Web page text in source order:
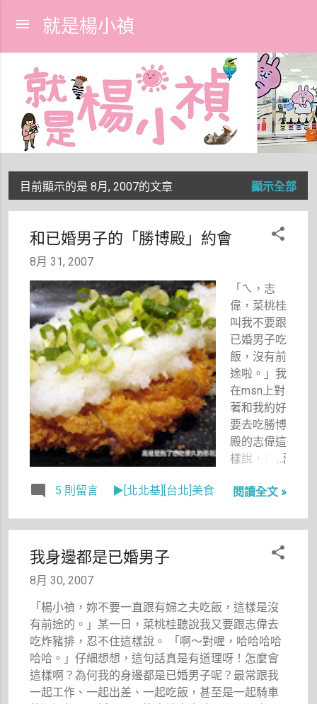
跳到主要內容
就是楊小禎
發
目前顯示的是 8月, 2007的文章 顯示全部
和已婚男子的「勝博殿」約會
8月 31, 2007
「ㄟ，志
偉，菜桃桂
叫我不要跟
已婚男子吃
飯，沒有前
途啦。」我
在msn上對
著和我約好
要去吃勝博
殿的志偉這
樣說，接著
「所以你要
來，哈哈哈
「那就吃完
啊！」志偉
哀怨地說。
至於為何是
兩次？那就
是因為有人
蓄意敲詐
5 則留言 ▶[北北基][台北]美食 閱讀全文 »
我身邊都是已婚男子
8月 30, 2007
「楊小禎，妳不要一直跟有婦之夫吃飯，這樣是沒
有前途的。」某一日，菜桃桂聽說我又要跟志偉去
吃炸豬排，忍不住這樣說。 「啊～對喔，哈哈哈哈
哈哈。」仔細想想，這句話真是有道理呀！怎麼會
這樣啊？為何我的身邊都是已婚男子呢？最常跟我
一起工作、一起出差、一起吃飯，甚至是一起騎車